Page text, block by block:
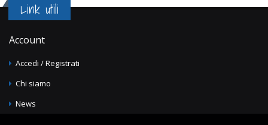
Link utili
Account
Accedi / Registrati
Chi siamo
News